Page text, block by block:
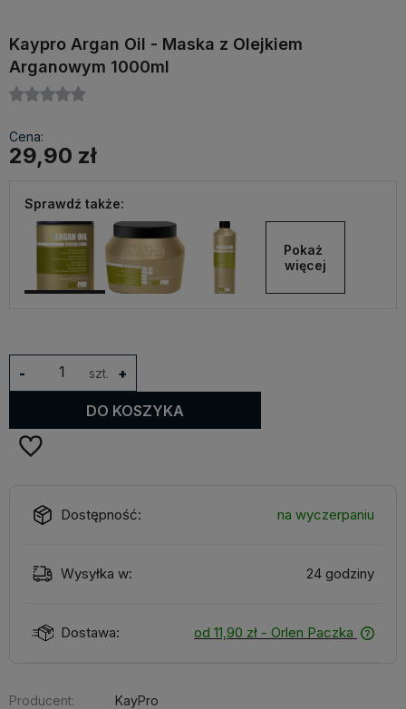
Kaypro Argan Oil - Maska z Olejkiem
Arganowym 1000ml
Cena:
29,90 zł
Sprawdź także:
Pokaż
więcej
szt. +
-
DO KOSZYKA
Dostępność: na wyczerpaniu
Wysyłka w: 24 godziny
Dostawa: od 11,90 zł - Orlen Paczka
Producent:
KayPro